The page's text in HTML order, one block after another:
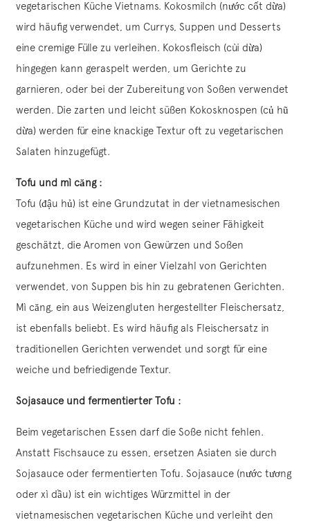
vegetarischen Küche Vietnams. Kokosmilch (nước cốt dừa)
wird häufig verwendet, um Currys, Suppen und Desserts
eine cremige Fülle zu verleihen. Kokosfleisch (cùi dừa)
hingegen kann geraspelt werden, um Gerichte zu
garnieren, oder bei der Zubereitung von Soßen verwendet
werden. Die zarten und leicht süßen Kokosknospen (củ hũ
dừa) werden für eine knackige Textur oft zu vegetarischen
Salaten hinzugefügt.
Tofu und mì căng :
Tofu (đậu hủ) ist eine Grundzutat in der vietnamesischen
vegetarischen Küche und wird wegen seiner Fähigkeit
geschätzt, die Aromen von Gewürzen und Soßen
aufzunehmen. Es wird in einer Vielzahl von Gerichten
verwendet, von Suppen bis hin zu gebratenen Gerichten.
Mì căng, ein aus Weizengluten hergestellter Fleischersatz,
ist ebenfalls beliebt. Es wird häufig als Fleischersatz in
traditionellen Gerichten verwendet und sorgt für eine
weiche und befriedigende Textur.
Sojasauce und fermentierter Tofu :
Beim vegetarischen Essen darf die Soße nicht fehlen.
Anstatt Fischsauce zu essen, ersetzen Asiaten sie durch
Sojasauce oder fermentierten Tofu. Sojasauce (nước tương
oder xì dầu) ist ein wichtiges Würzmittel in der
vietnamesischen vegetarischen Küche und verleiht den